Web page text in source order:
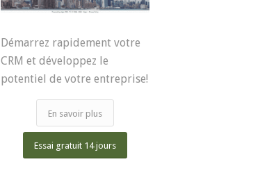
Démarrez rapidement votre
CRM et développez le
potentiel de votre entreprise!
En savoir plus
Essai gratuit 14 jours